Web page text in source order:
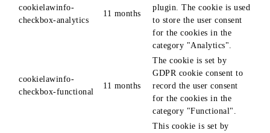
cookielawinfo-
checkbox-analytics
11 months
plugin. The cookie is used
to store the user consent
for the cookies in the
category "Analytics".
cookielawinfo-
checkbox-functional
11 months
The cookie is set by
GDPR cookie consent to
record the user consent
for the cookies in the
category "Functional".
This cookie is set by